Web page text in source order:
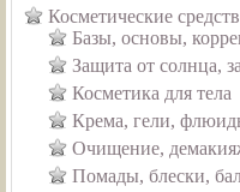
Косметические
Базы, основы,
Защита от солнца,
Косметика для тела
Крема, гели,
Очищение,
Помады, блески,